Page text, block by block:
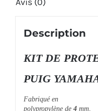
Description
KIT DE
PUIG
Fabriqué en
polypropylène de 4mm,